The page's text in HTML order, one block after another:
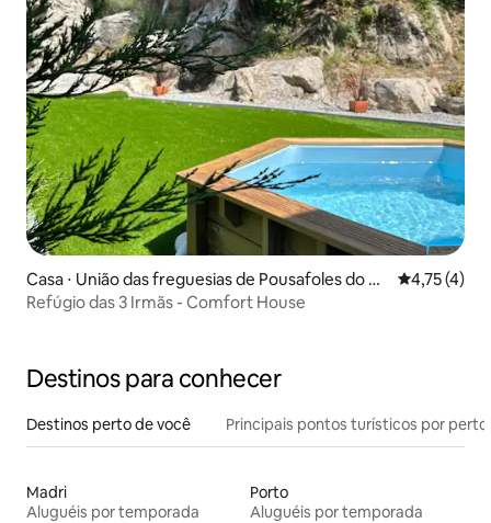
Casa ⋅ União das freguesias de Pousafoles do Bis
po, Pena Lobo e Lomba
4,75 de
4,75 (4)
Refúgio das 3 Irmãs - Comfort House
Destinos para conhecer
Destinos perto de você Principais pontos turísticos por perto
Madri
Aluguéis por temporada
Porto
Aluguéis por temporada